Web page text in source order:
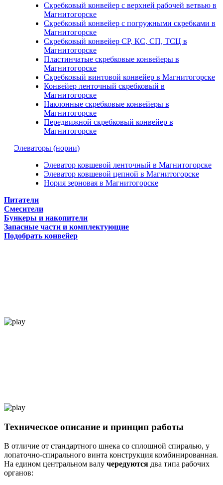
Скребковый конвейер с верхней рабочей ветвью в
Магнитогорске
Скребковый конвейер с погружными скребками в
Магнитогорске
Скребковый конвейер СР, КС, СП, ТСЦ в
Магнитогорске
Пластинчатые скребковые конвейеры в
Магнитогорске
Скребковый винтовой конвейер в Магнитогорске
Конвейер ленточный скребковый в
Магнитогорске
Наклонные скребковые конвейеры в
Магнитогорске
Передвижной скребковый конвейер в
Магнитогорске
Элеваторы (нории)
Элеватор ковшевой ленточный в Магнитогорске
Элеватор ковшевой цепной в Магнитогорске
Нория зерновая в Магнитогорске
Питатели
Смесители
Бункеры и накопители
Запасные части и комплектующие
Подобрать конвейер
Техническое описание и принцип работы
В отличие от стандартного шнека со сплошной спиралью, у
лопаточно-спирального винта конструкция комбинированная.
На едином центральном валу чередуются два типа рабочих
органов: